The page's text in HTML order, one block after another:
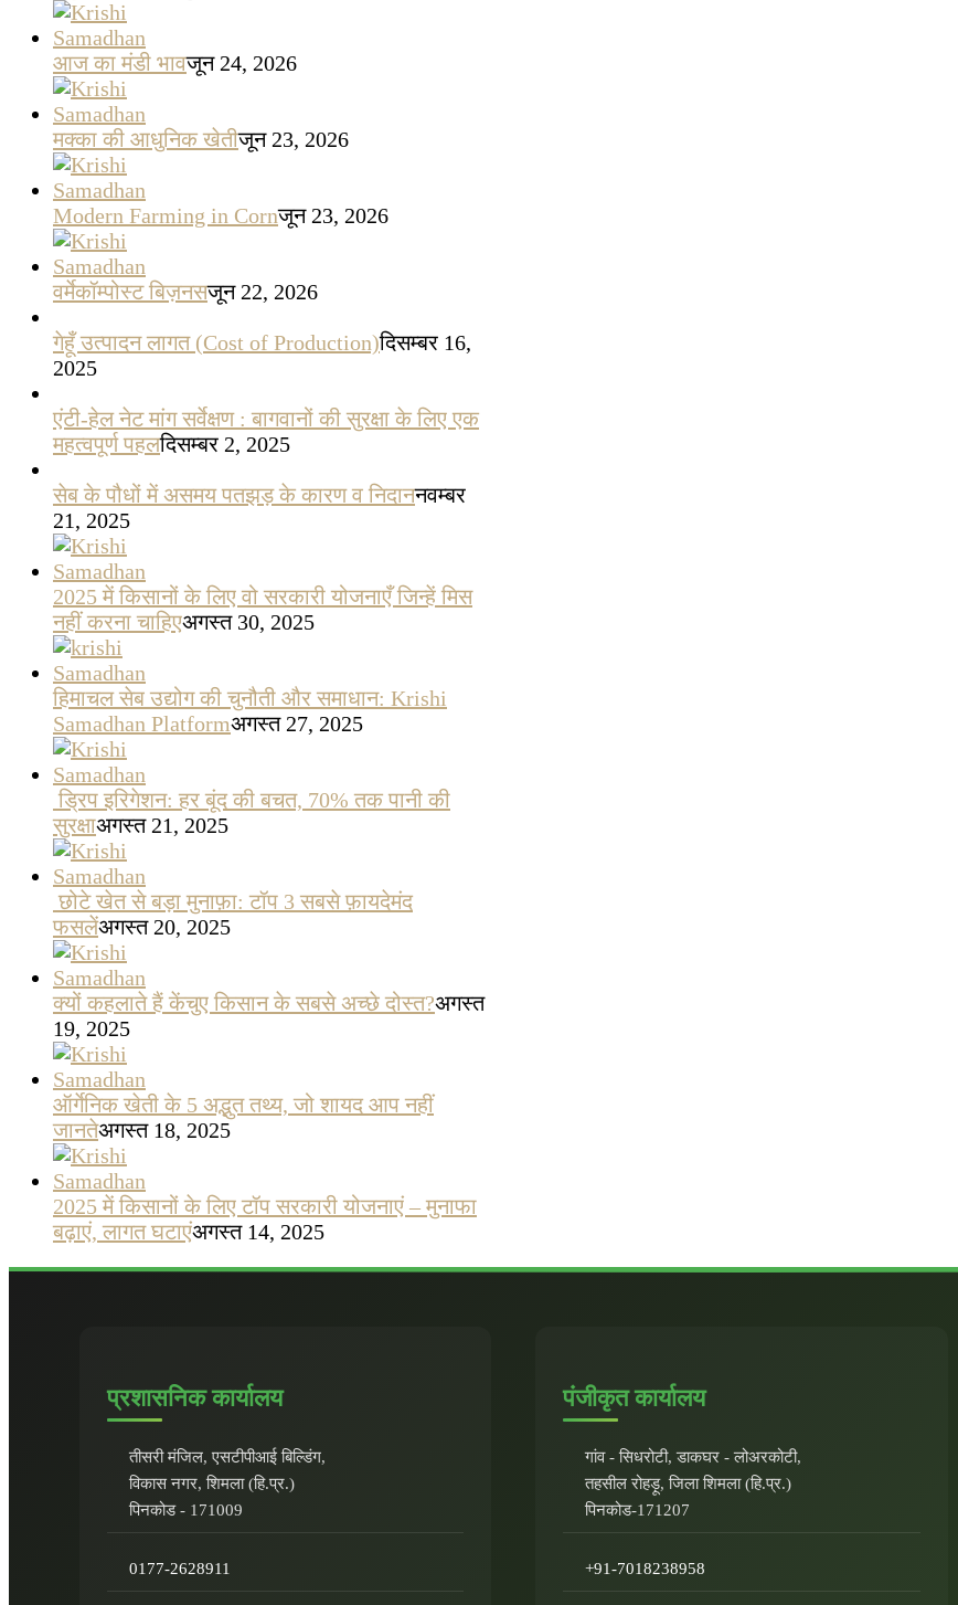
आज का मंडी भावजून 24, 2026
मक्का की आधुनिक खेतीजून 23, 2026
Modern Farming in Cornजून 23, 2026
वर्मेकॉम्पोस्ट बिज़नसजून 22, 2026
गेहूँ उत्पादन लागत (Cost of Production)दिसम्बर 16,
2025
एंटी-हेल नेट मांग सर्वेक्षण : बागवानों की सुरक्षा के लिए एक
महत्वपूर्ण पहलदिसम्बर 2, 2025
सेब के पौधों में असमय पतझड़ के कारण व निदाननवम्बर
21, 2025
2025 में किसानों के लिए वो सरकारी योजनाएँ जिन्हें मिस
नहीं करना चाहिएअगस्त 30, 2025
हिमाचल सेब उद्योग की चुनौती और समाधान: Krishi
Samadhan Platformअगस्त 27, 2025
ड्रिप इरिगेशन: हर बूंद की बचत, 70% तक पानी की
सुरक्षाअगस्त 21, 2025
छोटे खेत से बड़ा मुनाफ़ा: टॉप 3 सबसे फ़ायदेमंद
फसलेंअगस्त 20, 2025
क्यों कहलाते हैं केंचुए किसान के सबसे अच्छे दोस्त?अगस्त
19, 2025
ऑर्गेनिक खेती के 5 अद्भुत तथ्य, जो शायद आप नहीं
जानतेअगस्त 18, 2025
2025 में किसानों के लिए टॉप सरकारी योजनाएं – मुनाफा
बढ़ाएं, लागत घटाएंअगस्त 14, 2025
प्रशासनिक कार्यालय
तीसरी मंजिल, एसटीपीआई बिल्डिंग,
विकास नगर, शिमला (हि.प्र.)
पिनकोड - 171009
0177-2628911
पंजीकृत कार्यालय
गांव - सिधरोटी, डाकघर - लोअरकोटी,
तहसील रोहड़ू, जिला शिमला (हि.प्र.)
पिनकोड-171207
+91-7018238958